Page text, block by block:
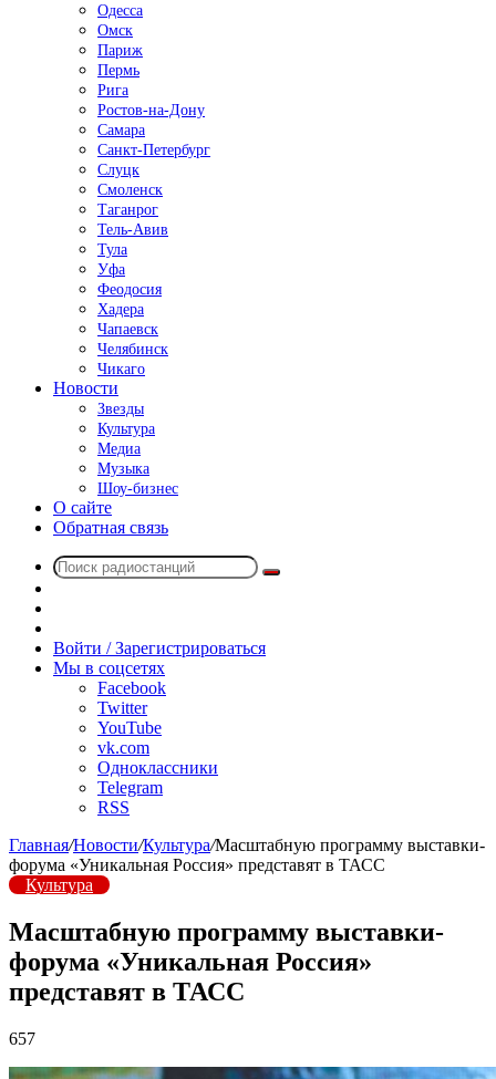
Одесса
Омск
Париж
Пермь
Рига
Ростов-на-Дону
Самара
Санкт-Петербург
Слуцк
Смоленск
Таганрог
Тель-Авив
Тула
Уфа
Феодосия
Хадера
Чапаевск
Челябинск
Чикаго
Новости
Звезды
Культура
Медиа
Музыка
Шоу-бизнес
О сайте
Обратная связь
Поиск
радио
Войти / Зарегистрироваться
Мы в соцсетях
Facebook
Twitter
YouTube
vk.com
Одноклассники
Telegram
RSS
Главная/Новости/Культура/Масштабную программу выставки-
форума «Уникальная Россия» представят в ТАСС
Культура
Масштабную программу выставки-
форума «Уникальная Россия»
представят в ТАСС
657